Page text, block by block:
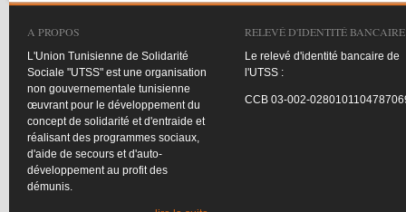
A PROPOS
L'Union Tunisienne de Solidarité
Sociale "UTSS" est une organisation
non gouvernementale tunisienne
œuvrantpour le développementdu
concept de solidarité etd'entraide et
réalisantdes programmes sociaux,
d'aide de secours etd'auto-
développementau profit des
démunis.
RELEVÉ D'IDENTITÉ BANCAIRE
Le relevé d'identité bancaire de
l'UTSS :
CCB 03-002-